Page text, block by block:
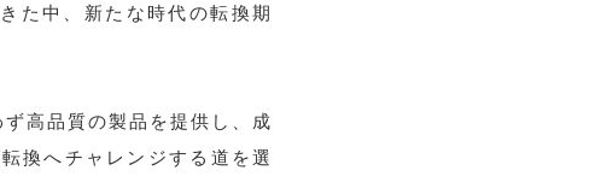
た中、新たな時代の転換期
高品質の製品を提供し、成
換へチャレンジする道を選